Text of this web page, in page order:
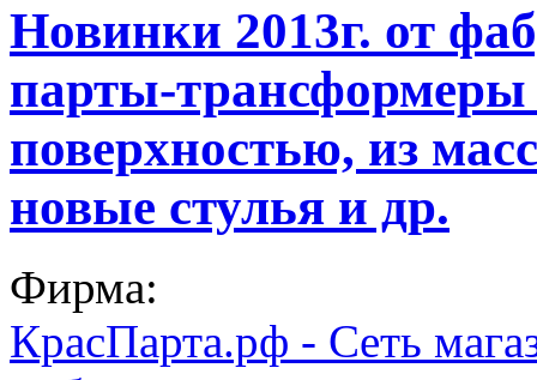
Новинки 2013г. от
парты-трансформеры
поверхностью, из
новые стулья и др.
Фирма:
КрасПарта.рф - Сеть